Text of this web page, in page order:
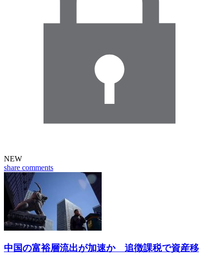
NEW
share comments
中国の富裕層流出が加速か 追徴課税で資産移